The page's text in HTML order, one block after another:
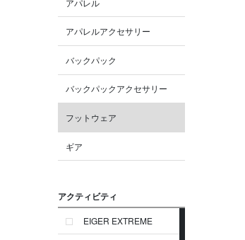
アパレルアクセサリー
バックパック
バックパックアクセサリー
フットウェア
ギア
アクティビティ
EIGER EXTREME